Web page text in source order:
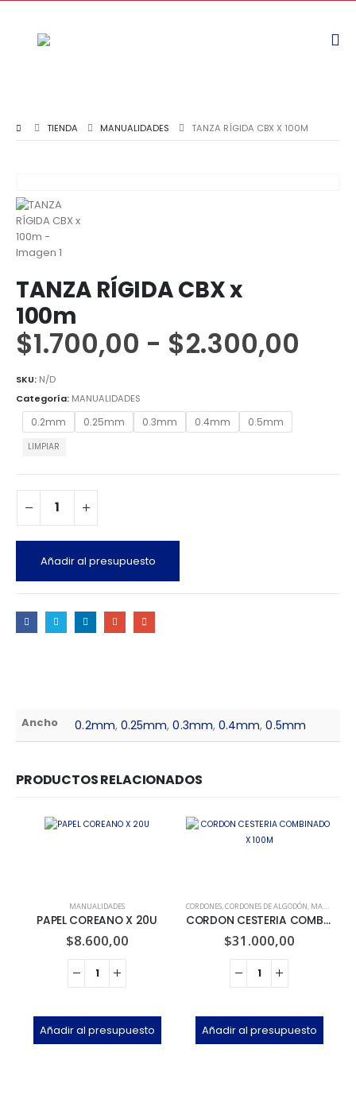
TIENDA MANUALIDADES TANZA RÍGIDA CBX X 100M
TANZA RÍGIDA CBX x
100m
$1.700,00 - $2.300,00
SKU: N/D
Categoría: MANUALIDADES
0.2mm 0.25mm 0.3mm 0.4mm 0.5mm
LIMPIAR
Añadir al presupuesto
Ancho 0.2mm, 0.25mm,0.3mm, 0.4mm,0.5mm
PRODUCTOS RELACIONADOS
MANUALIDADES
PAPEL COREANO X 20U
$8.600,00
Añadir al presupuesto
CORDONES,CORDONES DE ALGODÓN, MANUALIDADES
CORDON CESTERIA COMBINADO X 100M
$31.000,00
Añadir al presupuesto